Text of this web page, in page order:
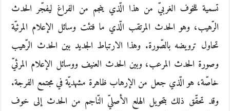
تسمية للخوف الغربيّ من هذا الّذي ينجم من الفراغ ليفجّر الحدث
الرّهيب، وهو الحدث المرتقب الّذي ما فتئت وسائل الإعلام المرئيّة
تحاول ترويضه بالصّورة. وهذا الارتباط الجديد بين الحدث الرّهيب
وصورة الحدث المرعب، وبين الحدث العنيف ووسائل الإعلام المرئيّ
خاصّة، هو الّذي جعل من الإرهاب ظاهرة مشهديّة في مجتمع الفرجة.
وقد تحقّق ذلك بتحويل الهلع الأصليّ النّاجم من الحدث إلى خوف